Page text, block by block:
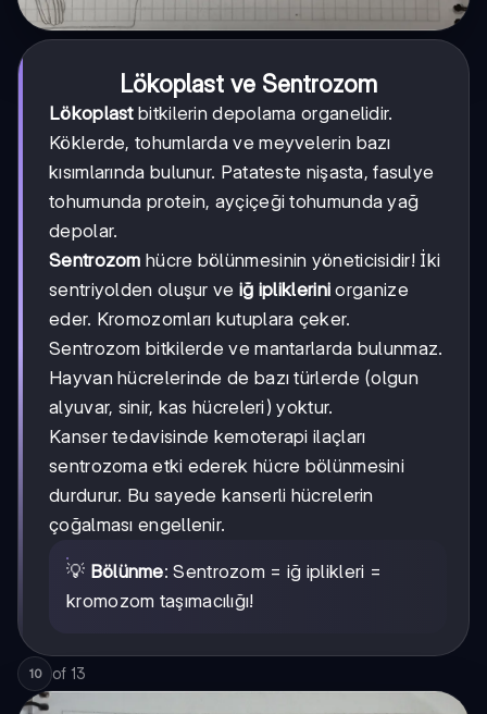
Lökoplast ve Sentrozom
Lökoplastbitkilerin depolama organеlidir.
Köklerde, tohumlarda ve meyvelerin bazı
kısımlarında bulunur. Patateste nişasta, fasulye
tohumunda protein, ayçiçeği tohumunda yağ
depolar.
Sentrozom hücre bölünmesinin yöneticisidir! İki
sentriyolden oluşur ve iğ ipliklerini organize
eder. Kromozomları kutuplara çeker.
Sentrozom bitkilerde ve mantarlarda bulunmaz.
Hayvan hücrelerinde de bazı türlerde (olgun
alyuvar, sinir, kas hücreleri) yoktur.
Kanser tedavisinde kemoterapi ilaçları
sentrozoma etki ederek hücre bölünmesini
durdurur. Bu sayede kanserli hücrelerin
çoğalması engellenir.
💡 Bölünme: Sentrozom = iğ iplikleri =
kromozom taşımacılığı!
10 of 13